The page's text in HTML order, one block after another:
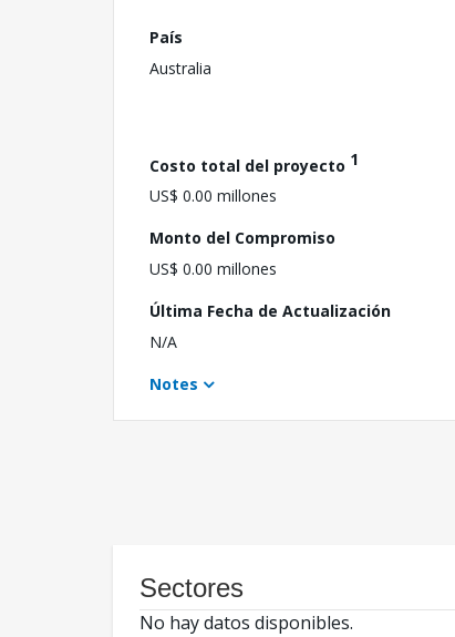
País
Australia
Costo total del proyecto 1
US$ 0.00 millones
Monto del Compromiso
US$ 0.00 millones
Última Fecha de Actualización
N/A
Notes
Sectores
No hay datos disponibles.